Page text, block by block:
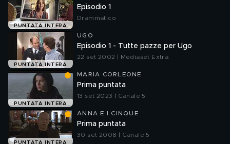
PUNTATA INTERA
Episodio 1
Drammatico
PUNTATA INTERA
UGO
Episodio 1 - Tutte pazze per Ugo
22 set 2002 | Mediaset Extra
PUNTATA INTERA
MARIA CORLEONE
Prima puntata
13 set 2023 | Canale 5
PUNTATA INTERA
ANNA E I CINQUE
Prima puntata
30 set 2008 | Canale 5